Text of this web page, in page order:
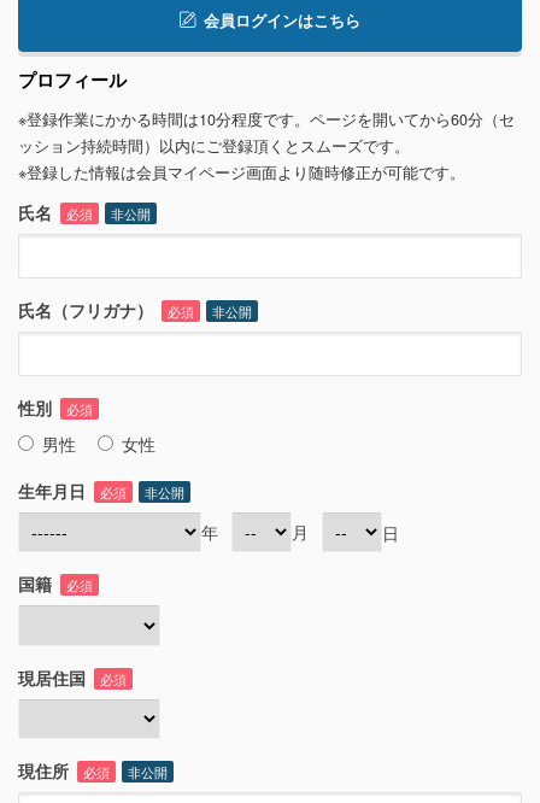
会員ログインはこちら
プロフィール
※登録作業にかかる時間は10分程度です。ページを開いてから60分（セ
ッション持続時間）以内にご登録頂くとスムーズです。
※登録した情報は会員マイページ画面より随時修正が可能です。
氏名 必須 非公開
氏名（フリガナ） 必須 非公開
性別 必須
男性
女性
生年月日
必須 非公開
年 月 日
国籍 必須
現居住国 必須
現住所 必須 非公開